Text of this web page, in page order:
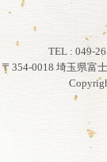
TEL : 049-
〒354-0018 埼玉県富